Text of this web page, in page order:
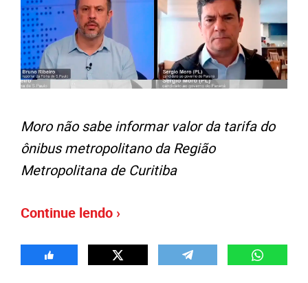
Moro não sabe informar valor da tarifa do
ônibus metropolitano da Região
Metropolitana de Curitiba
Continue lendo ›